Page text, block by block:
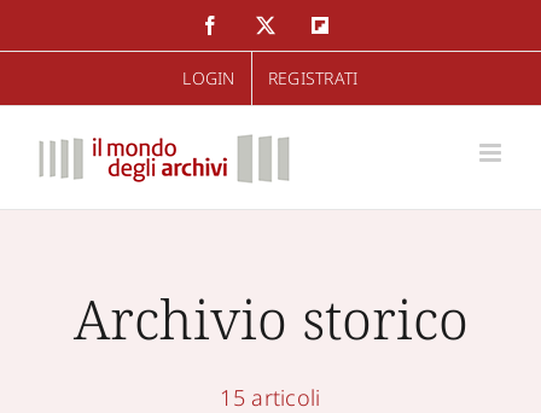
al
FacebookTwitter
LOGIN REGISTRATI
Archivio storico
15 articoli